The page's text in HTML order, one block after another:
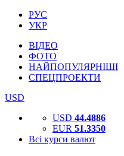
РУС
УКР
ВІДЕО
ФОТО
НАЙПОПУЛЯРНІШІ
СПЕЦПРОЕКТИ
USD
USD 44.4886
EUR 51.3350
Всі курси валют